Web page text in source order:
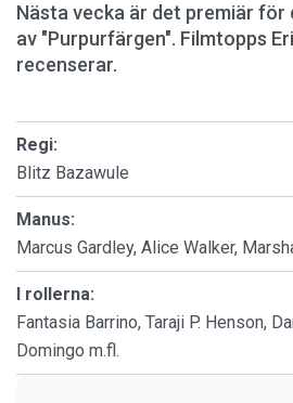
Nästa vecka är det premiär för
av "Purpurfärgen". Filmtopps
recenserar.
Regi:
Blitz Bazawule
Manus:
Marcus Gardley, Alice Walker,
I rollerna:
Fantasia Barrino, Taraji P. Henson,
Domingo m.fl.